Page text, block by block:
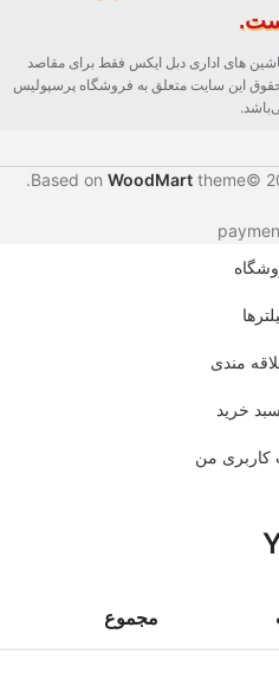
های اداری دبل ایکس فقط برای مقاصد
حقوق این سایت متعلق به فروشگاه پرسپولیس
Based on WoodMarttheme©
.
مندی
سبد خرید
من
مجموع